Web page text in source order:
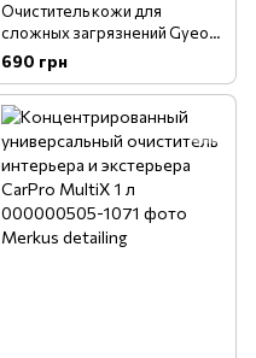
Очиститель кожи для
сложных загрязнений Gyeon
Q²M Leather Cleaner Strong
500 мл
690 грн